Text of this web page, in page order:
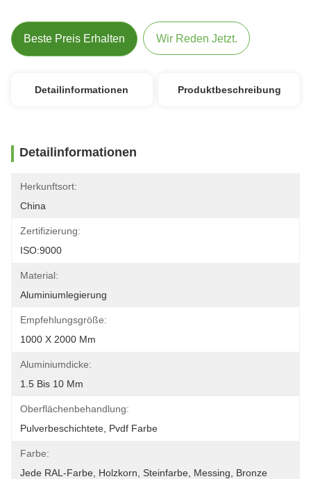
Beste Preis Erhalten Wir Reden Jetzt.
Detailinformationen Produktbeschreibung
Detailinformationen
Herkunftsort:
China
Zertifizierung:
ISO:9000
Material:
Aluminiumlegierung
Empfehlungsgröße:
1000 X 2000 Mm
Aluminiumdicke:
1.5 Bis 10 Mm
Oberflächenbehandlung:
Pulverbeschichtete, Pvdf Farbe
Farbe:
Jede RAL-Farbe, Holzkorn, Steinfarbe, Messing, Bronze